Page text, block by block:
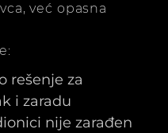
već opasna
rešenje za
i zaradu
nije zarađen